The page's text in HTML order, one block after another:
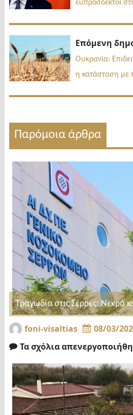
ευπρόσδεκτοι
Επόμενη
Ουκρανία:
η κατάσταση με
Παρόμοια άρθρα
Τραγωδία στις Σέρρες: Νεκρό
foni-visaltias
08/03/
Τα σχόλια